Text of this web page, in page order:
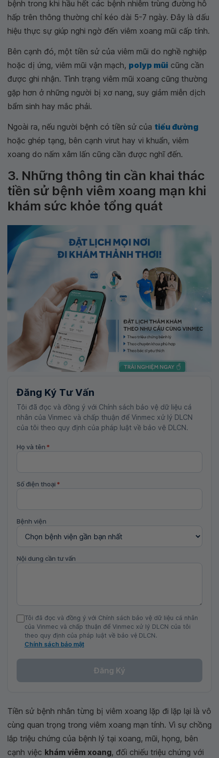
bệnh trong khi hầu hết các bệnh nhiễm trùng đường hô
hấp trên thông thường chỉ kéo dài 5-7 ngày. Đây là dấu
hiệu thực sự giúp nghi ngờ đến viêm xoang mũi cấp tính.
Bên cạnh đó, một tiền sử của viêm mũi do nghề nghiệp
hoặc dị ứng, viêm mũi vận mạch, polyp mũi cũng cần
được ghi nhận. Tình trạng viêm mũi xoang cũng thường
gặp hơn ở những người bị xơ nang, suy giảm miễn dịch
bẩm sinh hay mắc phải.
Ngoài ra, nếu người bệnh có tiền sử của tiểu đường
hoặc ghép tạng, bên cạnh virut hay vi khuẩn, viêm
xoang do nấm xâm lấn cũng cần được nghĩ đến.
3. Những thông tin cần khai thác
tiền sử bệnh viêm xoang mạn khi
khám sức khỏe tổng quát
Đăng Ký Tư Vấn
Tôi đã đọc và đồng ý với Chính sách bảo vệ dữ liệu cá
nhân của Vinmec và chấp thuận để Vinmec xử lý DLCN
của tôi theo quy định của pháp luật về bảo vệ DLCN.
Họ và tên *
Số điện thoại *
Bệnh viện
Nội dung cần tư vấn
Tôi đã đọc và đồng ý với Chính sách bảo vệ dữ liệu cá nhân
của Vinmec và chấp thuận để Vinmec xử lý DLCN của tôi
theo quy định của pháp luật về bảo vệ DLCN.
Chính sách bảo mật
Đăng Ký
Tiền sử bệnh nhân từng bị viêm xoang lặp đi lặp lại là vô
cùng quan trọng trong viêm xoang mạn tính. Vì sự chồng
lắp triệu chứng của bệnh lý tại xoang, mũi, họng, bên
cạnh việc khám viêm xoang, đối chiếu triệu chứng với